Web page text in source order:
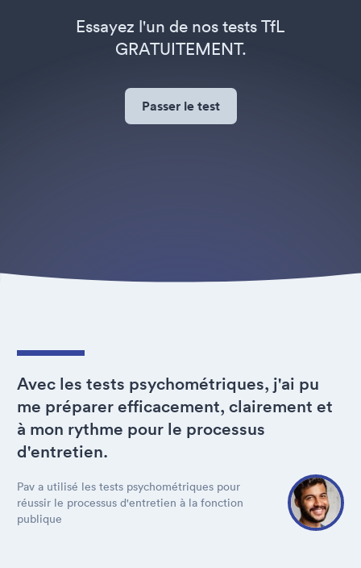
Essayez l'un de nos tests TfL
GRATUITEMENT.
Passer le test
Avec les tests psychométriques, j'ai pu
me préparer efficacement, clairement et
à mon rythme pour le processus
d'entretien.
Pav a utilisé les tests psychométriques pour
réussir le processus d'entretien à la fonction
publique